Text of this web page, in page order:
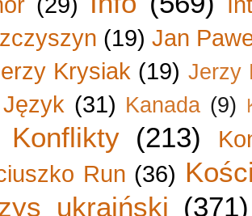
(19) Jan
Krysiak (19) Jerzy
Język (31) Kanada (9)
Konflikty (213)
Run (36)
ukraiński (371)